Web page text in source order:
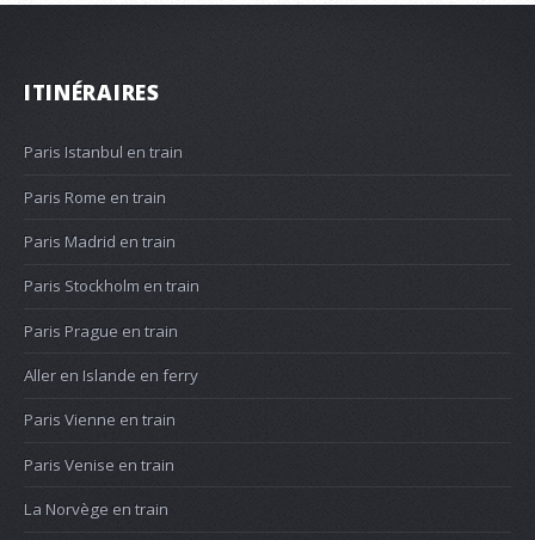
ITINÉRAIRES
Paris Istanbul en train
Paris Rome en train
Paris Madrid en train
Paris Stockholm en train
Paris Prague en train
Aller en Islande en ferry
Paris Vienne en train
Paris Venise en train
La Norvège en train